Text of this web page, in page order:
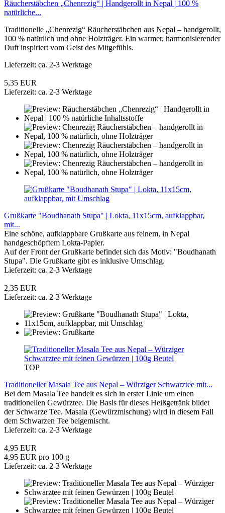
Räucherstäbchen „Chenrezig“ | Handgerollt in Nepal | 100 %
natürliche...
Traditionelle „Chenrezig“ Räucherstäbchen aus Nepal – handgerollt,
100 % natürlich und ohne Holzträger. Ein warmer, harmonisierender
Duft inspiriert vom Geist des Mitgefühls.
Lieferzeit: ca. 2-3 Werktage
5,35 EUR
Lieferzeit: ca. 2-3 Werktage
Grußkarte "Boudhanath Stupa" | Lokta, 11x15cm, aufklappbar,
mit...
Eine schöne, aufklappbare Grußkarte aus feinem, in Nepal
handgeschöpftem Lokta-Papier.
Auf der Front der Grußkarte befindet sich das Motiv: "Boudhanath
Stupa". Die Grußkarte gibt es inklusive Umschlag.
Lieferzeit: ca. 2-3 Werktage
2,35 EUR
Lieferzeit: ca. 2-3 Werktage
TOP
Traditioneller Masala Tee aus Nepal – Würziger Schwarztee mit...
Bei dem Masala Tee handelt es sich in erster Linie um einen
traditionellen Gewürztee. Die Basis für dieses Heißgetränk bildet
der Schwarze Tee. Masala (Gewürzmischung) wird in diesem Fall
dem Schwarzen Tee beigemischt.
Lieferzeit: ca. 2-3 Werktage
4,95 EUR
4,95 EUR pro 100 g
Lieferzeit: ca. 2-3 Werktage